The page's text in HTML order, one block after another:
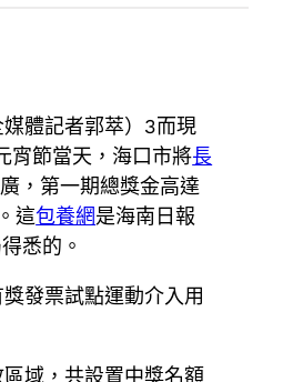
體記者郭萃）3而現
宵節當天，海口市將長
，第一期總獎金高達
這包養網是海南日報
悉的。
發票試點運動介入用
域，共設置中獎名額